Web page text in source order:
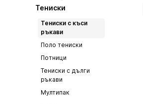
Тениски
Тениски с къси
ръкави
Поло тениски
Потници
Тениски с дълги
ръкави
Мултипак